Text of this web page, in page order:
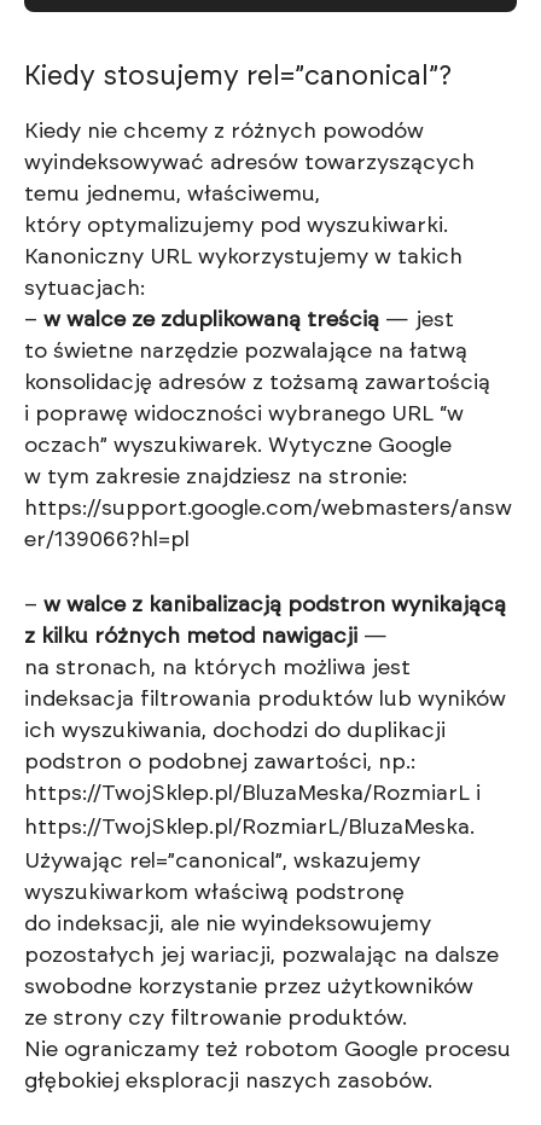
Kiedy stosujemy rel=”canonical”?
Kiedy nie chcemy z różnych powodów
wyindeksowywać adresów towarzyszących
temu jednemu, właściwemu,
który optymalizujemy pod wyszukiwarki.
Kanoniczny URL wykorzystujemy w takich
sytuacjach:
– w walce ze zduplikowaną treścią — jest
to świetne narzędzie pozwalające na łatwą
konsolidację adresów z tożsamą zawartością
i poprawę widoczności wybranego URL “w
oczach” wyszukiwarek. Wytyczne Google
w tym zakresie znajdziesz na stronie:
https://support.google.com/webmasters/answ
er/139066?hl=pl
– w walce z kanibalizacją podstron wynikającą
z kilku różnych metod nawigacji —
na stronach, na których możliwa jest
indeksacja filtrowania produktów lub wyników
ich wyszukiwania, dochodzi do duplikacji
podstron o podobnej zawartości, np.:
https://TwojSklep.pl/BluzaMeska/RozmiarL i
https://TwojSklep.pl/RozmiarL/BluzaMeska.
Używając rel=”canonical”, wskazujemy
wyszukiwarkom właściwą podstronę
do indeksacji, ale nie wyindeksowujemy
pozostałych jej wariacji, pozwalając na dalsze
swobodne korzystanie przez użytkowników
ze strony czy filtrowanie produktów.
Nie ograniczamy też robotom Google procesu
głębokiej eksploracji naszych zasobów.